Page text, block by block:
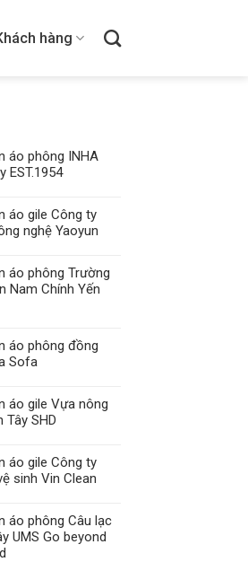
hàng
áo phông INHA
EST.1954
áo gile Công ty
nghệ Yaoyun
áo phông Trường
Nam Chính Yến
áo phông đồng
Sofa
áo gile Vựa nông
Tây SHD
áo gile Công ty
sinh Vin Clean
áo phông Câu lạc
UMS Go beyond